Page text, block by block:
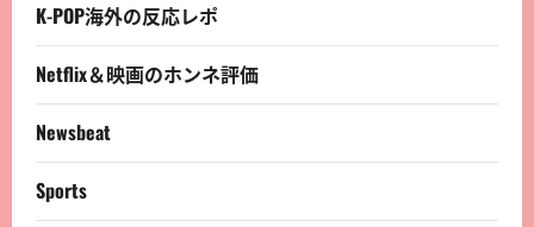
K-POP海外の反応レポ
Netflix＆映画のホンネ評価
Newsbeat
Sports